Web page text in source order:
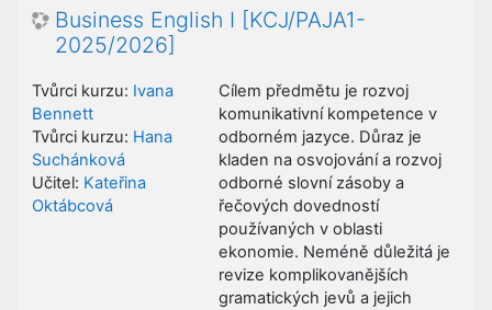
Business English I [KCJ/PAJA1-
2025/2026]
Cílem předmětu je rozvoj
komunikativní kompetence v
odborném jazyce. Důraz je
kladen na osvojování a rozvoj
odborné slovní zásoby a
řečových dovedností
používaných v oblasti
ekonomie. Neméně důležitá je
revize komplikovanějších
gramatických jevů a jejich
Tvůrci kurzu: Ivana
Bennett
Tvůrci kurzu: Hana
Suchánková
Učitel: Kateřina
Oktábcová